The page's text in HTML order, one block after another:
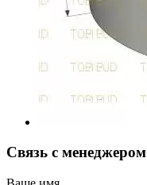
Связь с менеджером